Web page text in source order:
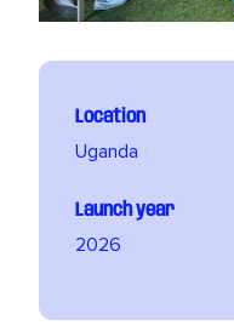
Location
Uganda
Launch year
2026